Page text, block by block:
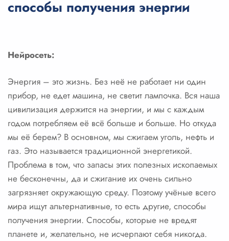
Вход с Telegram
способы получения энергии
Нейросеть:
Энергия – это жизнь. Без неё не работает ни один
прибор, не едет машина, не светит лампочка. Вся наша
цивилизация держится на энергии, и мы с каждым
годом потребляем её всё больше и больше. Но откуда
мы её берем? В основном, мы сжигаем уголь, нефть и
газ. Это называется традиционной энергетикой.
Проблема в том, что запасы этих полезных ископаемых
не бесконечны, да и сжигание их очень сильно
загрязняет окружающую среду. Поэтому учёные всего
мира ищут альтернативные, то есть другие, способы
получения энергии. Способы, которые не вредят
планете и, желательно, не исчерпают себя никогда.